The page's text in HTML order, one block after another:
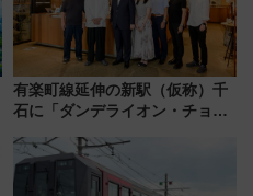
有楽町線延伸の新駅（仮称）千
石に「ダンデライオン・チョコ
1億円出資で挑む新時代のまちづ
くりとは？